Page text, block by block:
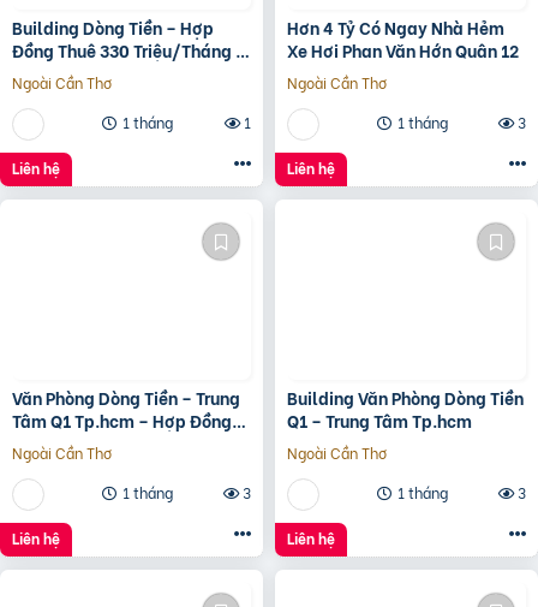
Building Dòng Tiền – Hợp
Đồng Thuê 330 Triệu/Tháng –
Quận 5, Tp.hcm -139Ty
Ngoài Cần Thơ
1 tháng
1
Liên hệ
Hơn 4 Tỷ Có Ngay Nhà Hẻm
Xe Hơi Phan Văn Hớn Quân 12
Ngoài Cần Thơ
1 tháng
3
Liên hệ
Văn Phòng Dòng Tiền – Trung
Tâm Q1 Tp.hcm – Hợp Đồng
Thuê 250 Triệu/Tháng – 115
Tỷ
Ngoài Cần Thơ
1 tháng
3
Liên hệ
Building Văn Phòng Dòng Tiền
Q1 – Trung Tâm Tp.hcm
Ngoài Cần Thơ
1 tháng
3
Liên hệ